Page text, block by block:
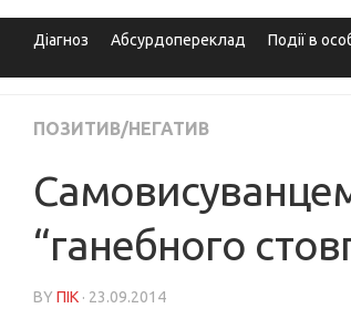
Діагноз Абсурдопереклад Події в
ПОЗИТИВ/НЕГАТИВ
“ганебного
BY ПІК · 23.09.2014